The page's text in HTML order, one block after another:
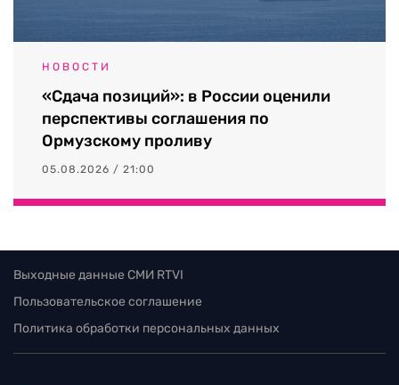
НОВОСТИ
«Сдача позиций»: в России оценили
перспективы соглашения по
Ормузскому проливу
05.08.2026 / 21:00
Выходные данные СМИ RTVI
Пользовательское соглашение
Политика обработки персональных данных